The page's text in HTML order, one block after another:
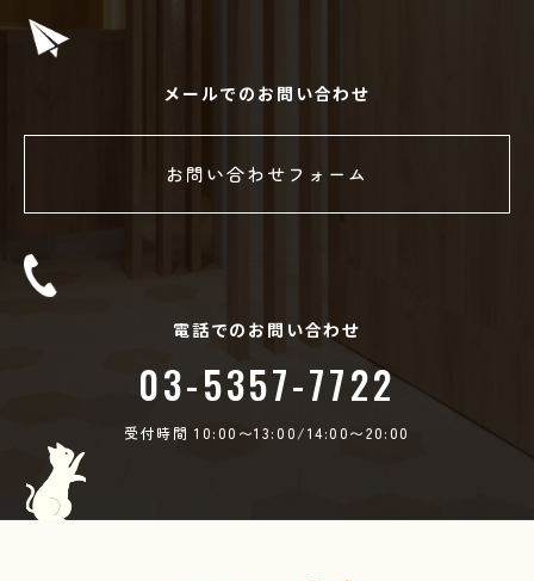
メールでのお問い合わせ
お問い合わせフォーム
電話でのお問い合わせ
03-5357-7722
受付時間 10:00〜13:00/14:00〜20:00